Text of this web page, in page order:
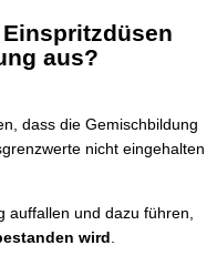
aus?
dass die Gemischbildung
nicht eingehalten
auffallen und dazu führen,
wird